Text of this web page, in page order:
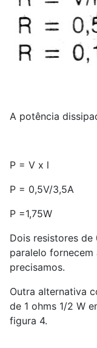
A potência
P = V x l
P = 0,5V/3,5A
P =1,75W
Dois resistores de
paralelo fornecem
precisamos.
Outra alternativa
de 1 ohms 1/2 W
figura 4.